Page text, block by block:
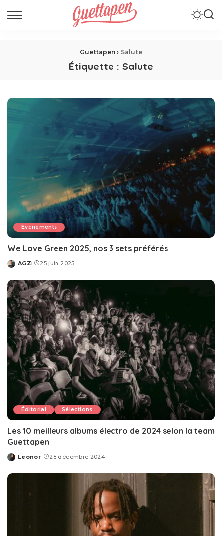
Guettapen› Salute
Étiquette : Salute
Événements
We Love Green 2025, nos 3 sets préférés
Posted
AGZ 25 juin 2025
Éditorial Sélections
Les 10 meilleurs albums électro de 2024 selon la team
Guettapen
Posted
Leonor 28 décembre 2024